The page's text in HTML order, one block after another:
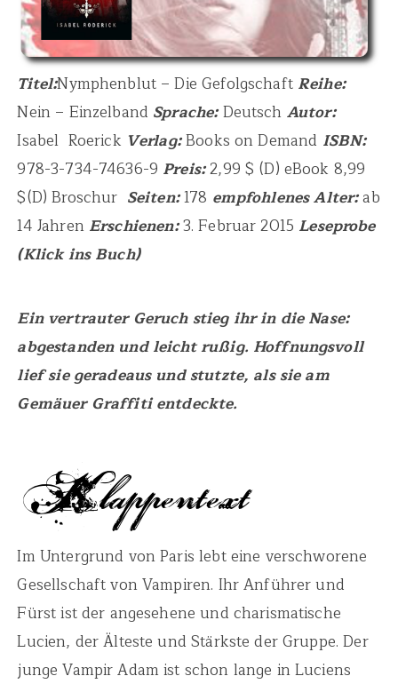
Titel:Nymphenblut – Die Gefolgschaft Reihe:
Nein – Einzelband Sprache:Deutsch Autor:
Isabel Roerick Verlag:Books on Demand ISBN:
978-3-734-74636-9 Preis:2,99 $ (D) eBook 8,99
$(D) Broschur Seiten:178 empfohlenes Alter:ab
14 Jahren Erschienen:3. Februar 2015 Leseprobe
(Klick ins Buch)
Ein vertrauter Geruch stieg ihr in die Nase:
abgestanden und leicht rußig. Hoffnungsvoll
lief sie geradeaus und stutzte, als sie am
Gemäuer Graffiti entdeckte.
Im Untergrund von Paris lebt eine verschworene
Gesellschaft von Vampiren. Ihr Anführer und
Fürst ist der angesehene und charismatische
Lucien, der Älteste und Stärkste der Gruppe. Der
junge Vampir Adam ist schon lange in Luciens